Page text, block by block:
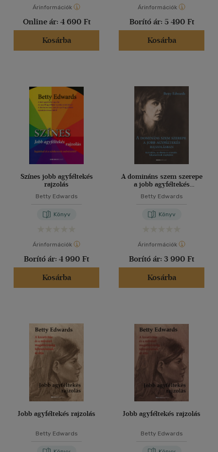
Árinformációk
Online ár: 4 690 Ft
Kosárba
Árinformációk
Borító ár: 5 490 Ft
Kosárba
Színes jobb agyféltekés
rajzolás
Betty Edwards
Könyv
Árinformációk
Borító ár: 4 990 Ft
Kosárba
A domináns szem szerepe
a jobb agyféltekés
Betty Edwards
Könyv
Árinformációk
Borító ár: 3 990 Ft
Kosárba
Jobb agyféltekés rajzolás
Betty Edwards
Jobb agyféltekés rajzolás
Betty Edwards